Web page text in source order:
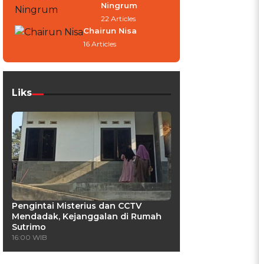
Ningrum
22 Articles
Chairun Nisa
16 Articles
Liks
Pengintai Misterius dan CCTV
Mendadak, Kejanggalan di Rumah
Sutrimo
16:00 WIB